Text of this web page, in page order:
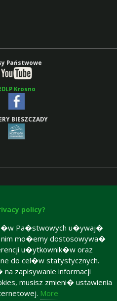
Państwowe
Krosno
BIESZCZADY
Accesibility declaration
policy?
Pa�stwowych u�ywaj�
mo�emy dostosowywa�
u�ytkownik�w oraz
do cel�w statystycznych.
zapisywanie informacji
musisz zmieni� ustawienia
More